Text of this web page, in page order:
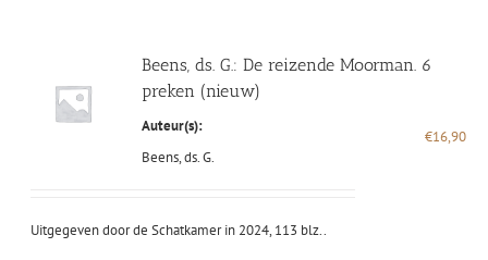
Beens, ds. G.: De reizende Moorman. 6
preken (nieuw)
Auteur(s):
Beens, ds. G.
€16,90
Uitgegeven door de Schatkamer in 2024, 113 blz..